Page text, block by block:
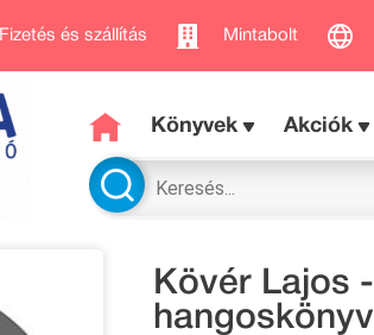
Fizetés és szállítás Mintabolt
Könyvek Akciók
Kövér Lajos -
hangoskönyv